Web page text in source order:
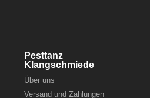
Pesttanz
Klangschmiede
Über uns
Versand und Zahlungen